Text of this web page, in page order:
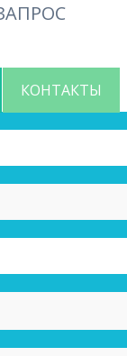
КОНТАКТЫ